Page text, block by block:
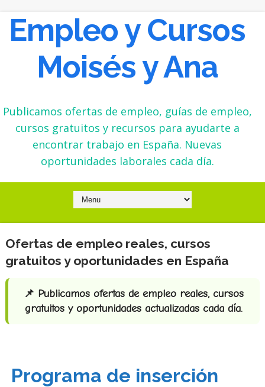
Empleo y Cursos
Moisés y Ana
Publicamos ofertas de empleo, guías de empleo,
cursos gratuitos y recursos para ayudarte a
encontrar trabajo en España. Nuevas
oportunidades laborales cada día.
Ofertas de empleo reales, cursos
gratuitos y oportunidades en España
📌 Publicamos ofertas de empleo reales, cursos
gratuitos y oportunidades actualizadas cada día.
Programa de inserción